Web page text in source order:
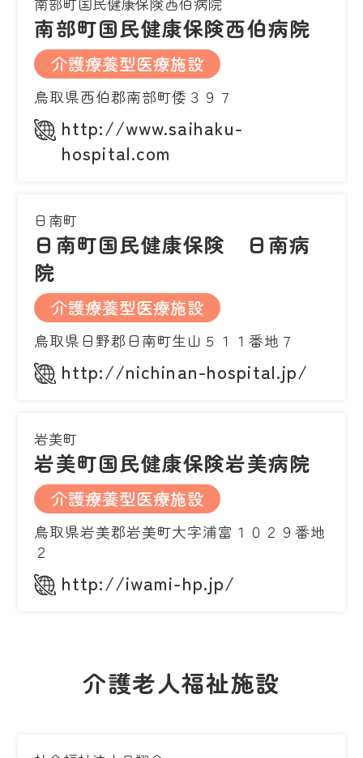
南部町国民健康保険西伯病院
介護療養型医療施設
鳥取県西伯郡南部町倭３９７
http://www.saihaku-
hospital.com
日南町
日南町国民健康保険 日南病
院
介護療養型医療施設
鳥取県日野郡日南町生山５１１番地７
http://nichinan-hospital.jp/
岩美町
岩美町国民健康保険岩美病院
介護療養型医療施設
鳥取県岩美郡岩美町大字浦富１０２９番地
２
http://iwami-hp.jp/
介護老人福祉施設